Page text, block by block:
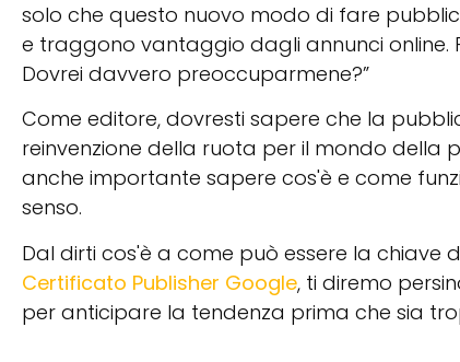
solo che questo nuovo modo di fare
e traggono vantaggio dagli annunci online.
Dovrei davvero preoccuparmene?”
Come editore, dovresti sapere che la
reinvenzione della ruota per il mondo della
anche importante sapere cos'è e come
senso.
Dal dirti cos'è a come può essere la chiave
Certificato Publisher Google, ti diremo
per anticipare la tendenza prima che sia